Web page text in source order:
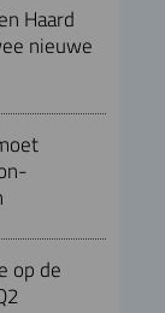
Haard
nieuwe
op de